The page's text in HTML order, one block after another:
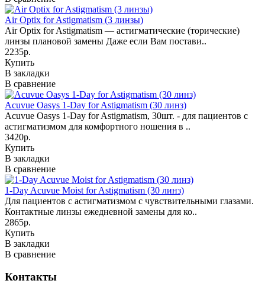
Air Optix for Astigmatism (3 линзы)
Air Optix for Astigmatism — астигматические (торические)
линзы плановой замены Даже если Вам постави..
2235р.
Купить
В закладки
В сравнение
Acuvue Oasys 1-Day for Astigmatism (30 линз)
Acuvue Oasys 1-Day for Astigmatism, 30шт. - для пациентов с
астигматизмом для комфортного ношения в ..
3420р.
Купить
В закладки
В сравнение
1-Day Acuvue Moist for Astigmatism (30 линз)
Для пациентов с астигматизмом с чувствительными глазами.
Контактные линзы ежедневной замены для ко..
2865р.
Купить
В закладки
В сравнение
Контакты